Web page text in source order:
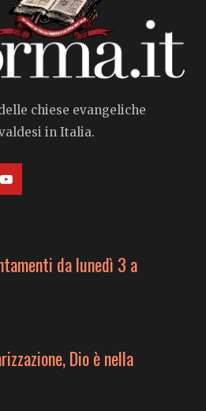
chiese evangeliche
in Italia.
da lunedì 3 a
Dio è nella